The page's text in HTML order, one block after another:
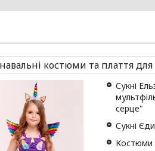
костюми та плаття для
Сукні
серце"
Сукні
Костюми